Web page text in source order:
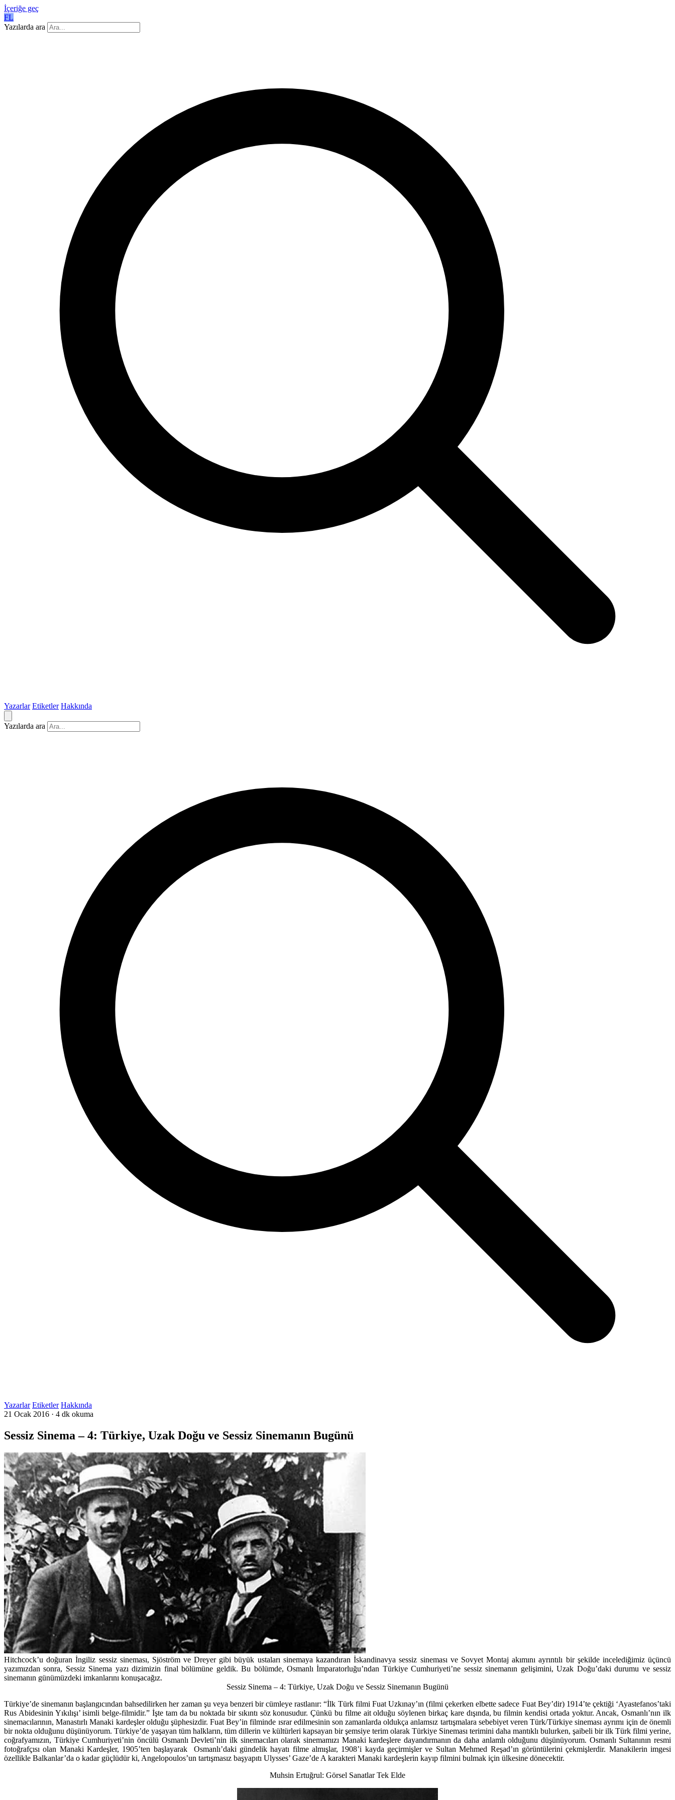
İçeriğe geç
FL
Yazılarda ara
Yazarlar Etiketler Hakkında
Yazılarda ara
Yazarlar Etiketler Hakkında
21 Ocak 2016 · 4 dk okuma
Sessiz Sinema – 4: Türkiye, Uzak Doğu ve Sessiz Sinemanın Bugünü
Hitchcock’u doğuran İngiliz sessiz sineması, Sjöström ve Dreyer gibi büyük ustaları sinemaya kazandıran İskandinavya sessiz sineması ve Sovyet Montaj akımını ayrıntılı bir şekilde incelediğimiz üçüncü
yazımızdan sonra, Sessiz Sinema yazı dizimizin final bölümüne geldik. Bu bölümde, Osmanlı İmparatorluğu’ndan Türkiye Cumhuriyeti’ne sessiz sinemanın gelişimini, Uzak Doğu’daki durumu ve sessiz
sinemanın günümüzdeki imkanlarını konuşacağız.
Sessiz Sinema – 4: Türkiye, Uzak Doğu ve Sessiz Sinemanın Bugünü
Türkiye’de sinemanın başlangıcından bahsedilirken her zaman şu veya benzeri bir cümleye rastlanır: “İlk Türk filmi Fuat Uzkınay’ın (filmi çekerken elbette sadece Fuat Bey’dir) 1914’te çektiği ‘Ayastefanos’taki
Rus Abidesinin Yıkılışı’ isimli belge-filmidir.” İşte tam da bu noktada bir sıkıntı söz konusudur. Çünkü bu filme ait olduğu söylenen birkaç kare dışında, bu filmin kendisi ortada yoktur. Ancak, Osmanlı’nın ilk
sinemacılarının, Manastırlı Manaki kardeşler olduğu şüphesizdir. Fuat Bey’in filminde ısrar edilmesinin son zamanlarda oldukça anlamsız tartışmalara sebebiyet veren Türk/Türkiye sineması ayrımı için de önemli
bir nokta olduğunu düşünüyorum. Türkiye’de yaşayan tüm halkların, tüm dillerin ve kültürleri kapsayan bir şemsiye terim olarak Türkiye Sineması terimini daha mantıklı bulurken, şaibeli bir ilk Türk filmi yerine,
coğrafyamızın, Türkiye Cumhuriyeti’nin öncülü Osmanlı Devleti’nin ilk sinemacıları olarak sinemamızı Manaki kardeşlere dayandırmanın da daha anlamlı olduğunu düşünüyorum. Osmanlı Sultanının resmi
fotoğrafçısı olan Manaki Kardeşler, 1905’ten başlayarak Osmanlı’daki gündelik hayatı filme almışlar, 1908’i kayda geçirmişler ve Sultan Mehmed Reşad’ın görüntülerini çekmişlerdir. Manakilerin imgesi
özellikle Balkanlar’da o kadar güçlüdür ki, Angelopoulos’un tartışmasız başyapıtı Ulysses’ Gaze’de A karakteri Manaki kardeşlerin kayıp filmini bulmak için ülkesine dönecektir.
Muhsin Ertuğrul: Görsel Sanatlar Tek Elde